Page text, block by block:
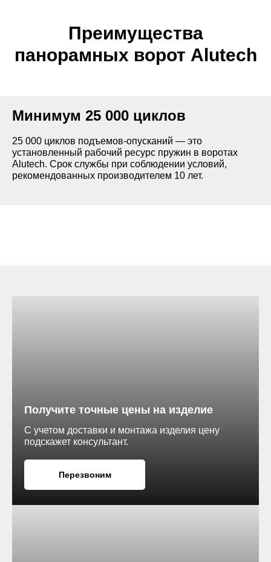
Преимущества
панорамных ворот Alutech
Минимум 25 000 циклов
25 000 циклов подъемов-опусканий — это
установленный рабочий ресурс пружин в воротах
Alutech. Срок службы при соблюдении условий,
рекомендованных производителем 10 лет.
Используется стойкий к ударам SAN-
максимальной прозрачностью.
над
не менее 410
Применяется в помещениях с
Высота притолоки — не менее 230
без калитки и не менее 250 мм для
Получите точные цены на изделие
С учетом доставки и монтажа изделия цену
подскажет консультант.
Перезвоним